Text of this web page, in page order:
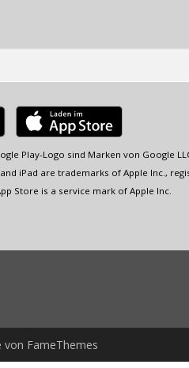
Play-Logo sind Marken von Google
iPad are trademarks of Apple Inc.,
Store is a service mark of Apple Inc.
von FameThemes